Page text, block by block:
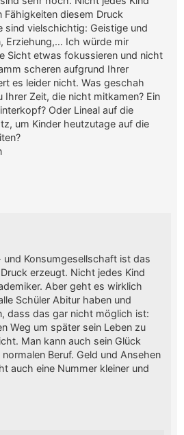
diesem Druck
sind vielschichtig: Geistige und
Erziehung,… Ich würde mir
Sicht etwas fokussieren und nicht
scheren aufgrund Ihrer
es leider nicht. Was geschah
Ihrer Zeit, die nicht mitkamen? Ein
Oder Lineal auf die
um Kinder heutzutage auf die
und Konsumgesellschaft ist das
erzeugt. Nicht jedes Kind
Aber geht es wirklich
Schüler Abitur haben und
dass das gar nicht möglich ist:
Weg um später sein Leben zu
Man kann auch sein Glück
Beruf. Geld und Ansehen
auch eine Nummer kleiner und